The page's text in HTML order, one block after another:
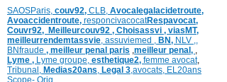
SAOSParis, couv92, CLB, Avocalegalacidetroute,
Avoaccidentroute, responcivacocatRespavocat,
Couvr92, Meilleurcouv92 , Choisassvi , viasMT,
meilleurrendemtassvie, assuviemed , BN, NLV ,,
BNfraude , meilleur penal paris ,meilleur penal, ,
Lyme , Lyme groupe, esthetique2, femme avocat,
Tribunal, Medias20ans, Legal 3,avocats, EL20ans
Scope- Orig